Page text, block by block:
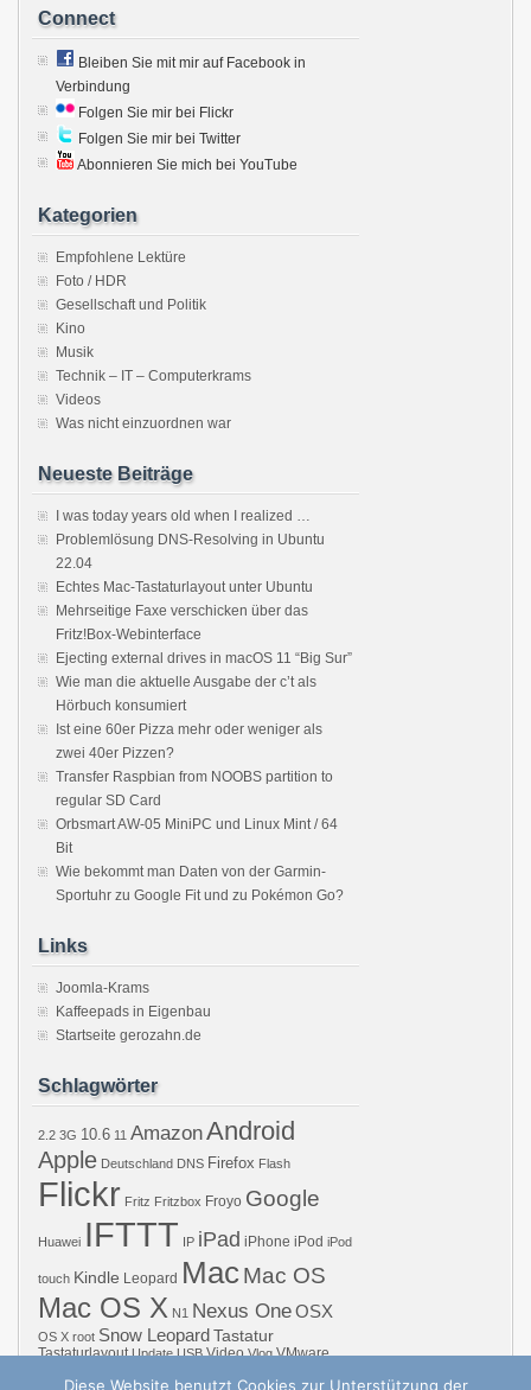
Connect
Bleiben Sie mit mir auf Facebook in
Verbindung
Folgen Sie mir bei Flickr
Folgen Sie mir bei Twitter
Abonnieren Sie mich bei YouTube
Kategorien
Empfohlene Lektüre
Foto / HDR
Gesellschaft und Politik
Kino
Musik
Technik – IT – Computerkrams
Videos
Was nicht einzuordnen war
Neueste Beiträge
I was today years old when I realized …
Problemlösung DNS-Resolving in Ubuntu
22.04
Echtes Mac-Tastaturlayout unter Ubuntu
Mehrseitige Faxe verschicken über das
Fritz!Box-Webinterface
Ejecting external drives in macOS 11 “Big Sur”
Wie man die aktuelle Ausgabe der c’t als
Hörbuch konsumiert
Ist eine 60er Pizza mehr oder weniger als
zwei 40er Pizzen?
Transfer Raspbian from NOOBS partition to
regular SD Card
Orbsmart AW-05 MiniPC und Linux Mint / 64
Bit
Wie bekommt man Daten von der Garmin-
Sportuhr zu Google Fit und zu Pokémon Go?
Links
Joomla-Krams
Kaffeepads in Eigenbau
Startseite gerozahn.de
Schlagwörter
2.2 3G 10.6 11 AmazonAndroid
Apple Deutschland DNS Firefox Flash
Flickr Fritz Fritzbox Froyo Google
Huawei IFTTT IP iPad iPhone iPod iPod
touch Kindle Leopard MacMac OS
Mac OS X N1 Nexus OneOSX
OS X root Snow LeopardTastatur
Tastaturlayout Update USB Video Vlog VMware
Windows
Diese Website benutzt Cookies zur Unterstützung der